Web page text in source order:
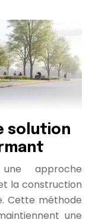
solution
une approche
la construction
Cette méthode
une